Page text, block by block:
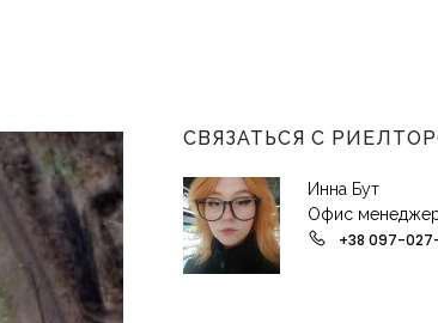
СВЯЗАТЬСЯ С
Инна Бут
Офис
+38 097-